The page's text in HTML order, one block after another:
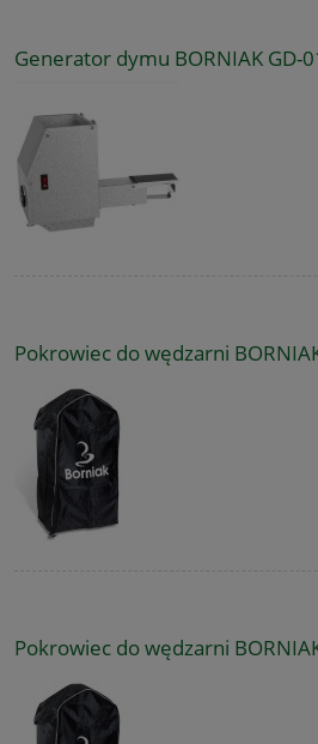
Generator dymu BORNIAK GD-
Pokrowiec do wędzarni
Pokrowiec do wędzarni